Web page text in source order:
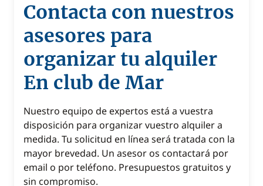
Contacta con nuestros
asesores para
organizar tu alquiler
En club de Mar
Nuestro equipo de expertos está a vuestra
disposición para organizar vuestro alquiler a
medida. Tu solicitud en línea será tratada con la
mayor brevedad. Un asesor os contactará por
email o por teléfono. Presupuestos gratuitos y
sin compromiso.